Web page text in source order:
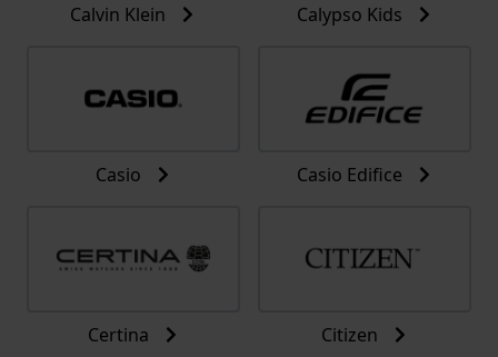
Calvin Klein Calypso Kids
Casio Casio Edifice
Certina Citizen